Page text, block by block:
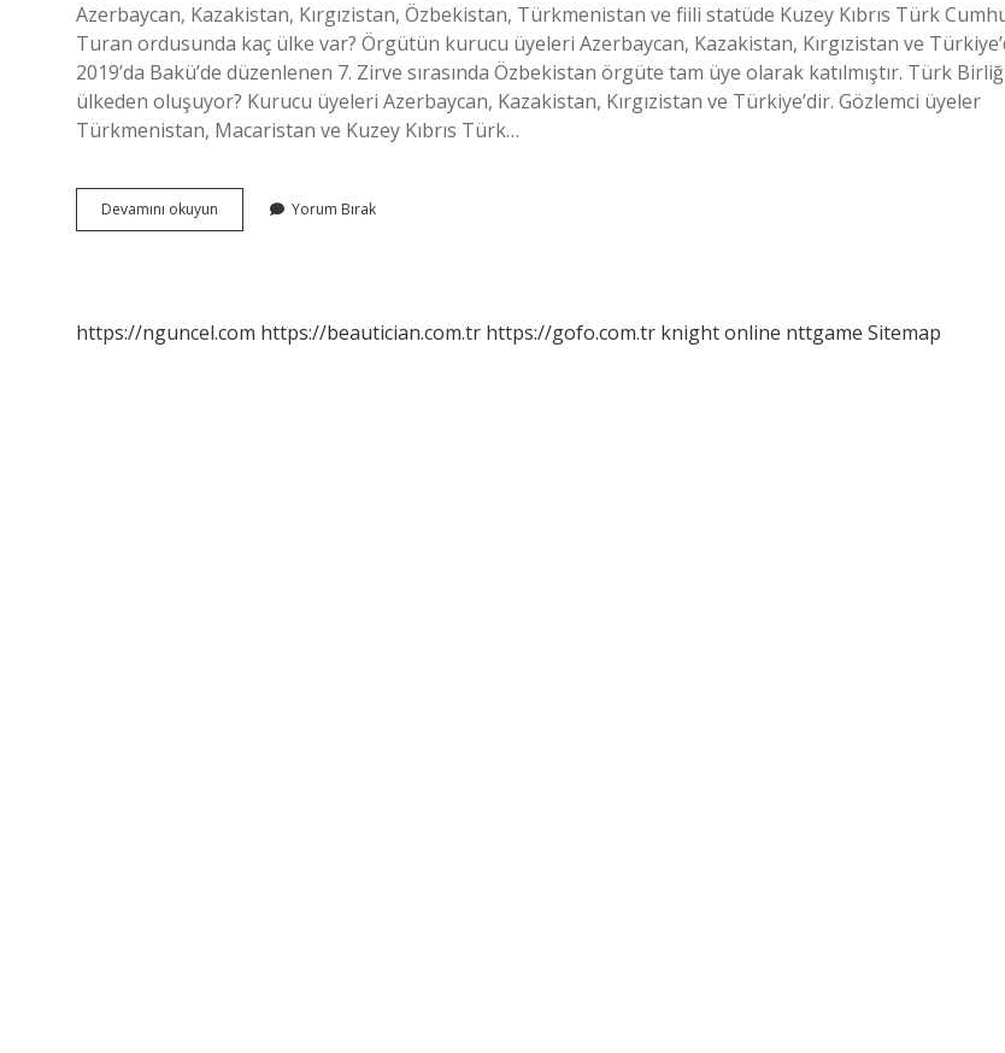
Azerbaycan, Kazakistan, Kırgızistan, Özbekistan, Türkmenistan ve fiili statüde Kuzey Kıbrıs Türk
Turan ordusunda kaç ülke var? Örgütün kurucu üyeleri Azerbaycan, Kazakistan, Kırgızistan ve
2019’da Bakü’de düzenlenen 7. Zirve sırasında Özbekistan örgüte tam üye olarak katılmıştır. Türk
ülkeden oluşuyor? Kurucu üyeleri Azerbaycan, Kazakistan, Kırgızistan ve Türkiye’dir. Gözlemci üyeler
Türkmenistan, Macaristan ve Kuzey Kıbrıs Türk…
Devamını okuyun
Dili
Yorum Bırak
https://nguncel.com https://beautician.com.tr https://gofo.com.tr knight online nttgame Sitemap